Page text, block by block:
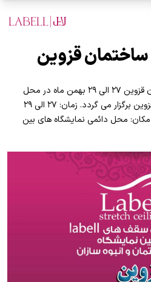
قزوین
دهمین نمایشگاه صنعت ساختمان قزوین ۲۷ الی ۲۹ بهمن ماه در محل
دائمی نمایشگاه های بین المللی قزوین برگزار می گردد. زمان: ۲۷ الی ۲۹
بهمن ۹۵ ساعت بازدید ۱۵ الی ۲۲ مکان: محل دائمی نمایشگاه های بین